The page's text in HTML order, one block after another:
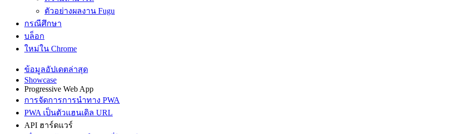
ตัวอย่างผลงาน Fugu
กรณีศึกษา
บล็อก
ใหม่ใน Chrome
ข้อมูลอัปเดตล่าสุด
Showcase
Progressive Web App
การจัดการการนำทาง PWA
PWA เป็นตัวแฮนเดิล URL
API ฮาร์ดแวร์